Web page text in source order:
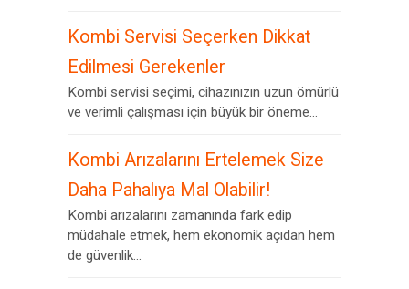
Kombi Servisi Seçerken Dikkat
Edilmesi Gerekenler
Kombi servisi seçimi, cihazınızın uzun ömürlü
ve verimli çalışması için büyük bir öneme...
Kombi Arızalarını Ertelemek Size
Daha Pahalıya Mal Olabilir!
Kombi arızalarını zamanında fark edip
müdahale etmek, hem ekonomik açıdan hem
de güvenlik...